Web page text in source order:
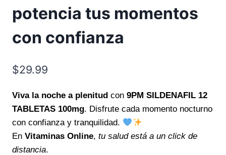
potencia tus momentos
con confianza
$29.99
Viva la noche a plenitud con 9PM SILDENAFIL 12
TABLETAS 100mg. Disfrute cada momento nocturno
con confianza y tranquilidad.
En Vitaminas Online, tu salud está a un click de
distancia.